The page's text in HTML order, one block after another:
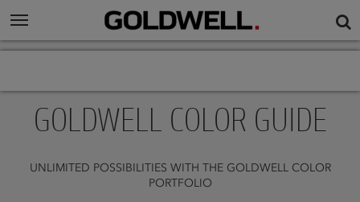
GOLDWELL COLOR GUIDE
UNLIMITED POSSIBILITIES WITH THE GOLDWELL COLOR
PORTFOLIO